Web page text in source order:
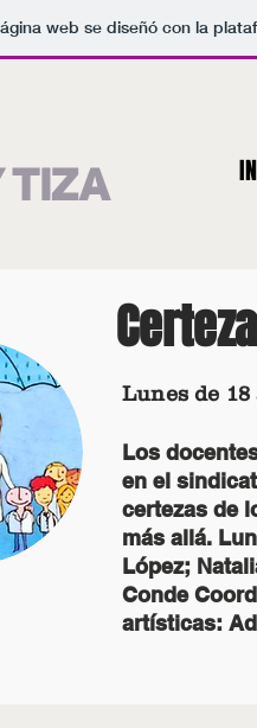
web se diseñó con la
TIZA
Lunes de 18
Los
en el
certezas de
más allá.
López;
Conde
artísticas: